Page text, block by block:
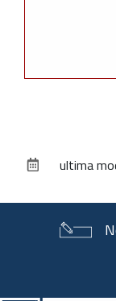
documento
ultima